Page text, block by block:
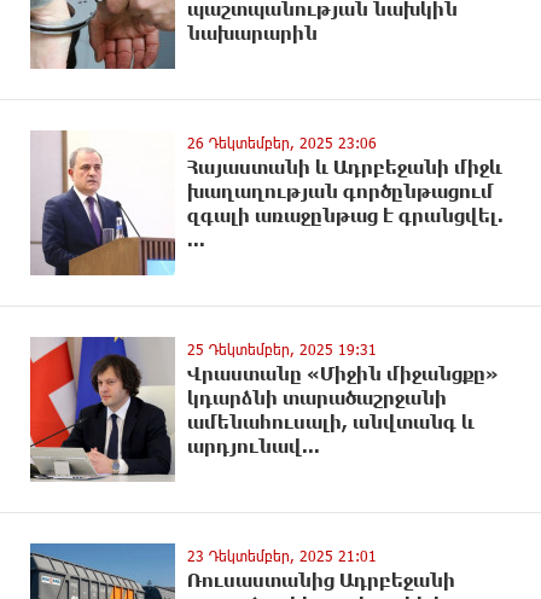
պաշտպանության նախկին
նախարարին
26 Դեկտեմբեր, 2025 23:06
Հայաստանի և Ադրբեջանի միջև
խաղաղության գործընթացում
զգալի առաջընթաց է գրանցվել.
...
25 Դեկտեմբեր, 2025 19:31
Վրաստանը «Միջին միջանցքը»
կդարձնի տարածաշրջանի
ամենահուսալի, անվտանգ և
արդյունավ...
23 Դեկտեմբեր, 2025 21:01
Ռուսաստանից Ադրբեջանի